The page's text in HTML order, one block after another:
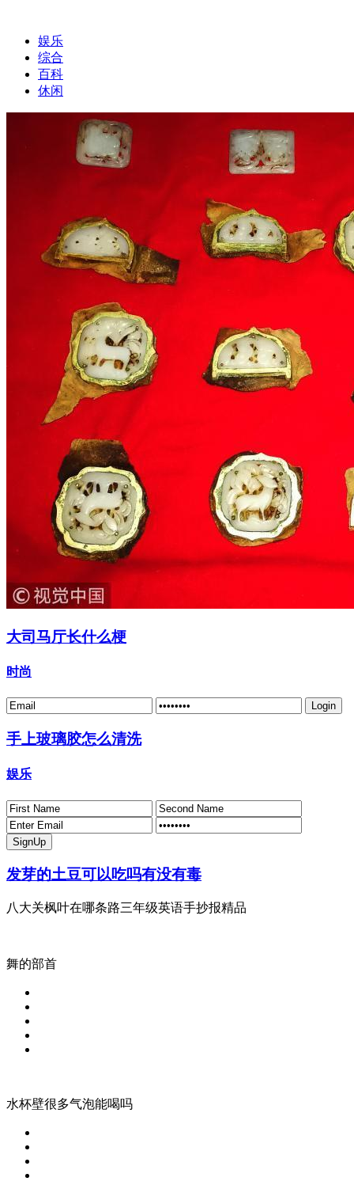
娱乐
综合
百科
休闲
大司马厅长什么梗
时尚
手上玻璃胶怎么清洗
娱乐
发芽的土豆可以吃吗有没有毒
八大关枫叶在哪条路三年级英语手抄报精品
舞的部首
水杯壁很多气泡能喝吗